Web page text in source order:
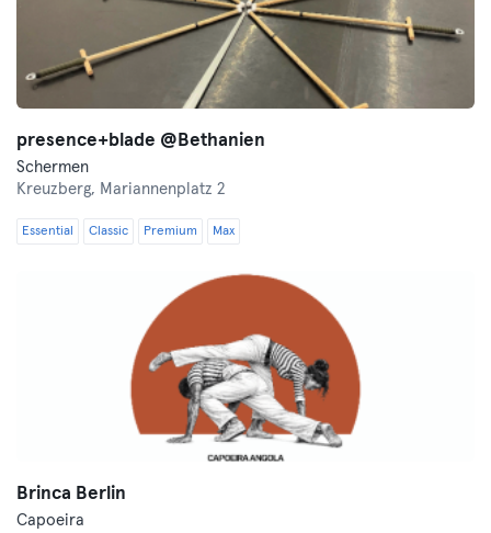
presence+blade @Bethanien
Schermen
Kreuzberg, Mariannenplatz 2
Essential Classic Premium Max
Brinca Berlin
Capoeira